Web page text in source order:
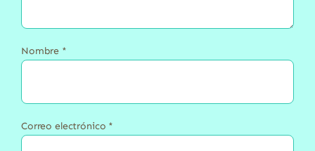
Nombre *
Correo electrónico *